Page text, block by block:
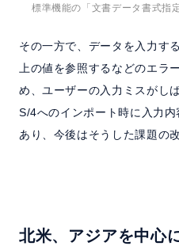
標準機能の「文書データ書式指
その一方で、データを入力す
上の値を参照するなどのエラ
め、ユーザーの入力ミスがし
S/4へのインポート時に入力
あり、今後はそうした課題の
北米、アジアを中心